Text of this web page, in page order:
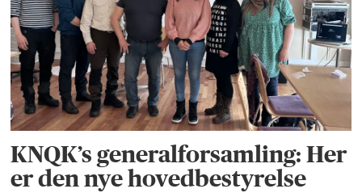
KNQK’s generalforsamling: Her
er den nye hovedbestyrelse